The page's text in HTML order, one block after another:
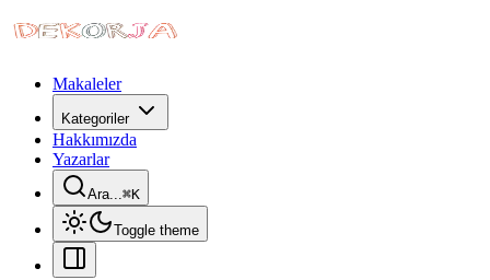
Makaleler
Kategoriler
Hakkımızda
Yazarlar
Ara...⌘K
Toggle theme